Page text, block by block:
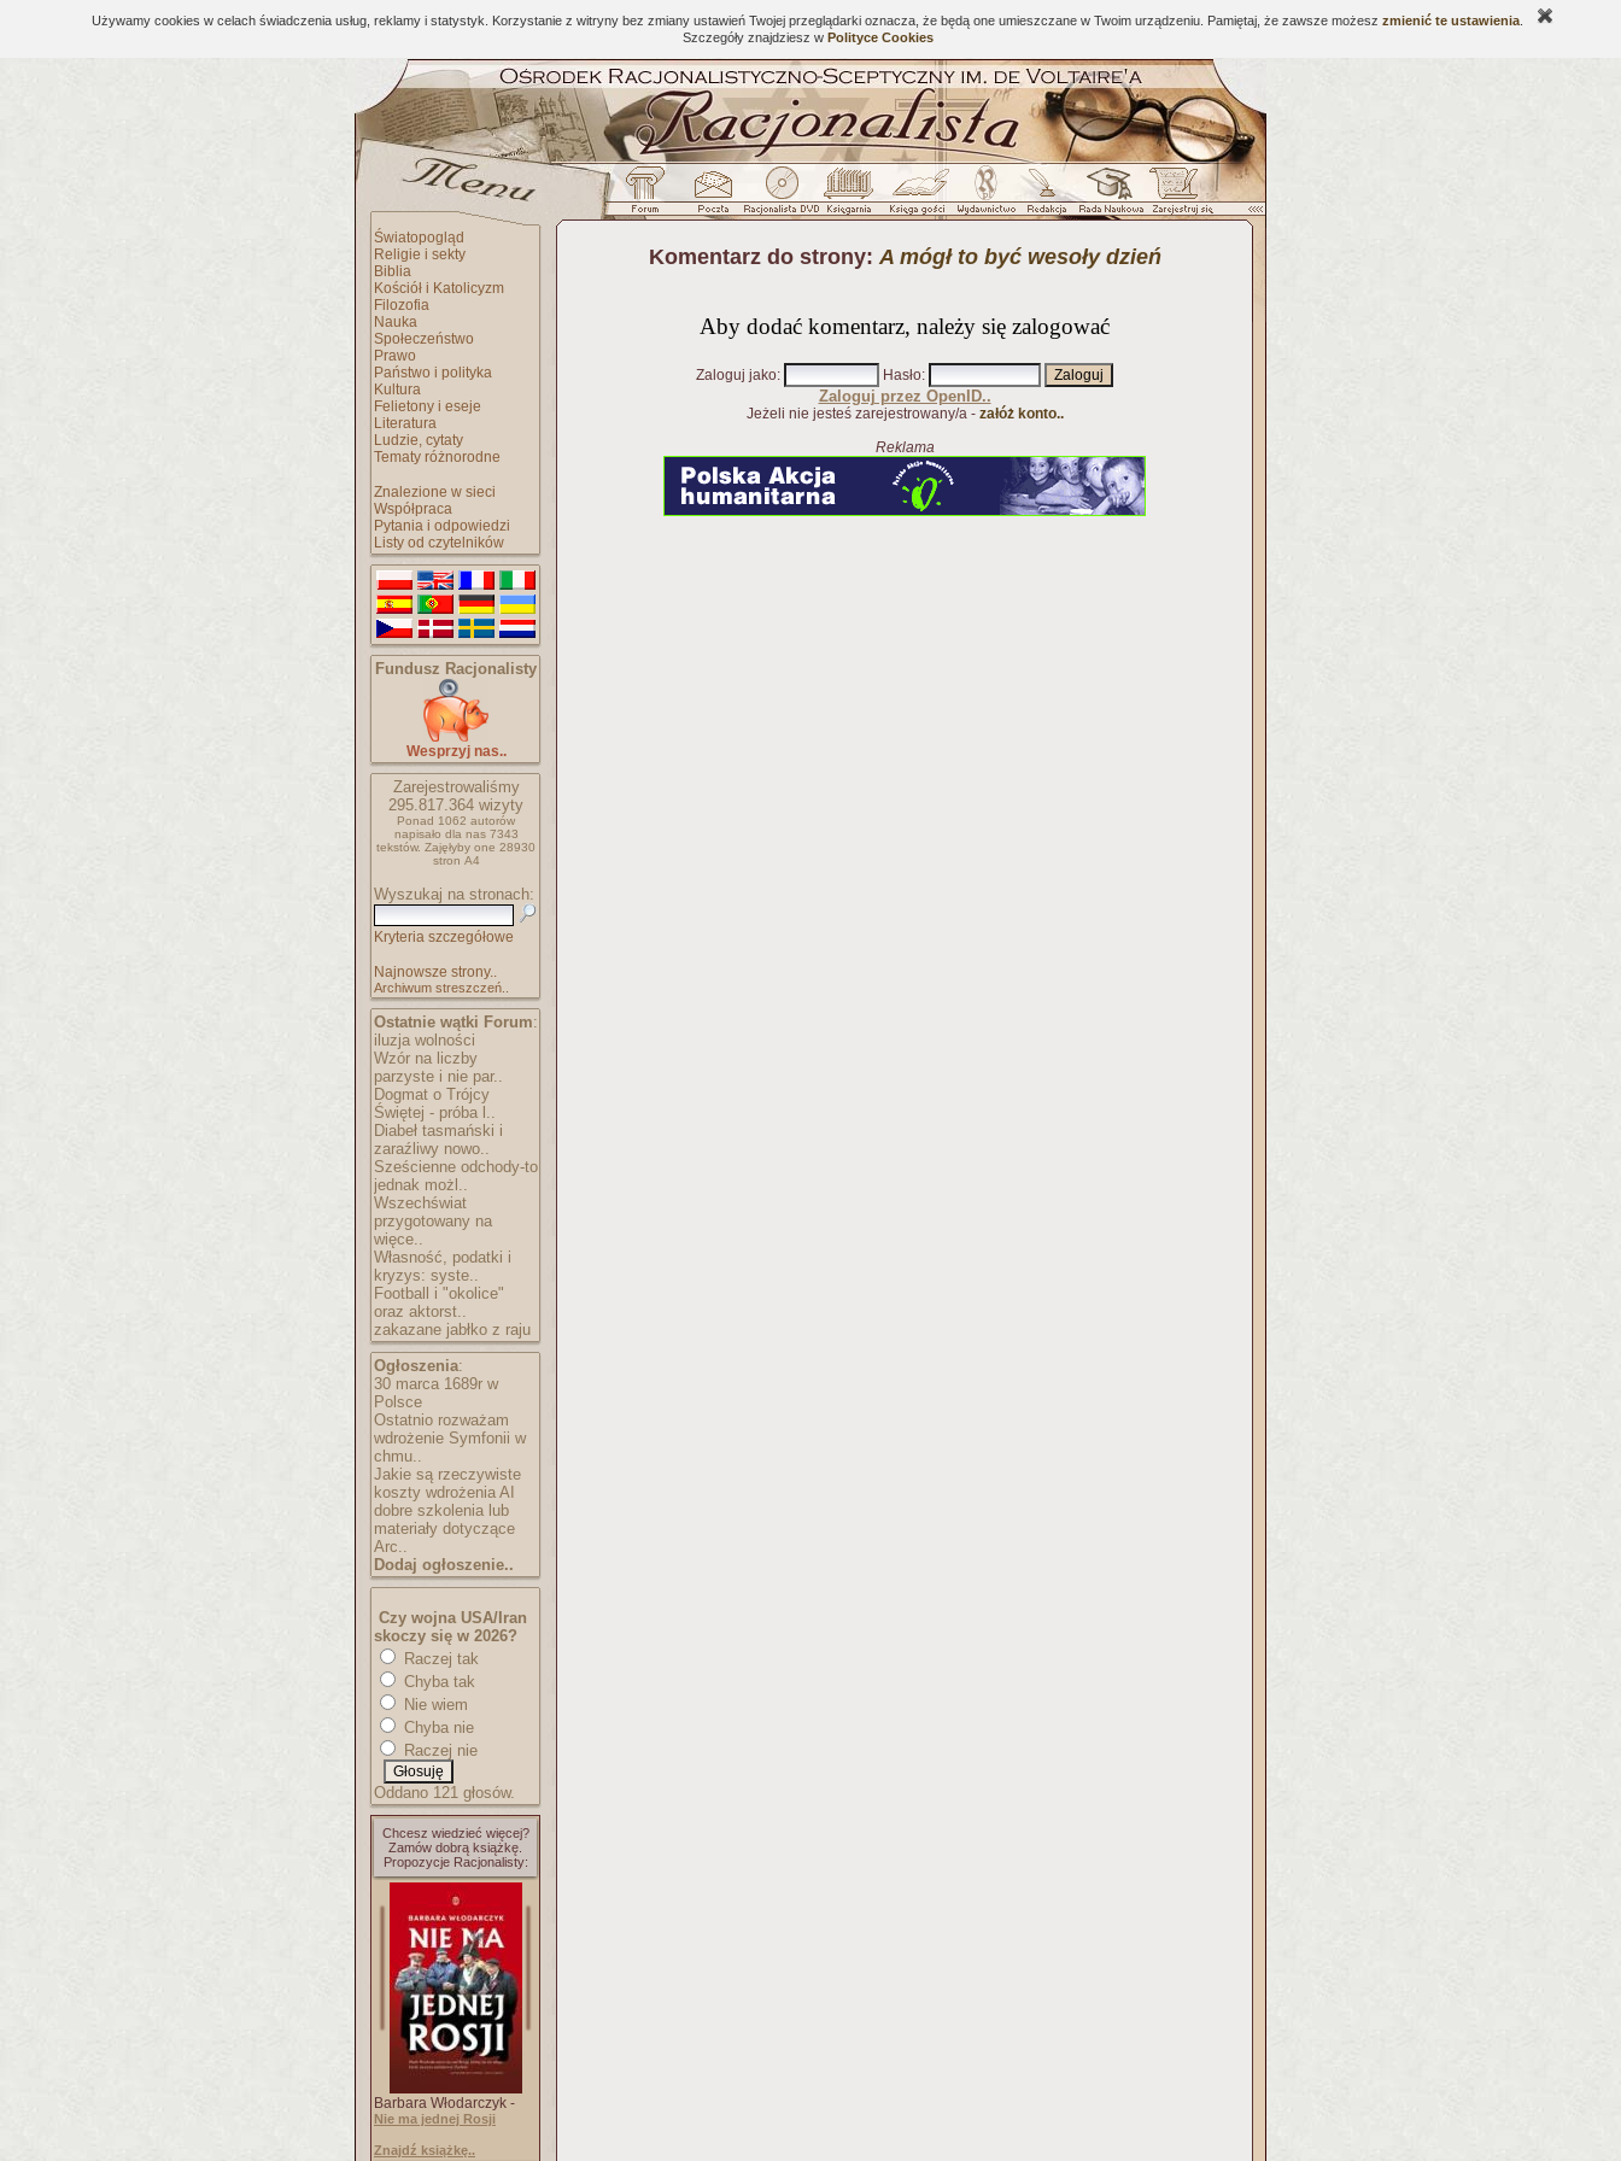
Używamy cookies w celach świadczenia usług, reklamy i statystyk. Korzystanie z witryny bez zmiany ustawień Twojej przeglądarki oznacza, że będą one umieszczane w Twoim urządzeniu. Pamiętaj, że zawsze możesz zmienić te ustawienia
Szczegóły znajdziesz w Polityce Cookies
Światopogląd
Religie i sekty
Biblia
Kościół i Katolicyzm
Filozofia
Nauka
Społeczeństwo
Prawo
Państwo i polityka
Kultura
Felietony i eseje
Literatura
Ludzie, cytaty
Tematy różnorodne
Znalezione w sieci
Współpraca
Pytania i odpowiedzi
Listy od czytelników
Fundusz Racjonalisty
Wesprzyj nas..
Zarejestrowaliśmy
295.817.364 wizyty
Ponad 1062 autorów
napisało dla nas 7343
tekstów. Zajęłyby one 28930
stron A4
Wyszukaj na stronach:
Kryteria szczegółowe
Najnowsze strony..
Archiwum streszczeń..
Ostatnie wątki Forum:
iluzja wolności
Wzór na liczby
parzyste i nie par..
Dogmat o Trójcy
Świętej - próba l..
Diabeł tasmański i
zaraźliwy nowo..
Sześcienne odchody-to
jednak możl..
Wszechświat
przygotowany na
więce..
Własność, podatki i
kryzys: syste..
Football i "okolice"
oraz aktorst..
zakazane jabłko z raju
Ogłoszenia:
30 marca 1689r w
Polsce
Ostatnio rozważam
wdrożenie Symfonii w
chmu..
Jakie są rzeczywiste
koszty wdrożenia AI
dobre szkolenia lub
materiały dotyczące
Arc..
Dodaj ogłoszenie..
Czy wojna USA/Iran
skoczy się w 2026?
Raczej tak
Chyba tak
Nie wiem
Chyba nie
Raczej nie
Oddano 121 głosów.
Chcesz wiedzieć więcej?
Zamów dobrą książkę.
Propozycje Racjonalisty:
Barbara Włodarczyk -
Nie ma jednej Rosji
Znajdź książkę..
Komentarz do strony:A mógł to być wesoły dzień
Aby dodać komentarz, należy się zalogować
Zaloguj jako: Hasło:
Zaloguj przez OpenID..
Jeżeli nie jesteś zarejestrowany/a - załóż konto..
Reklama